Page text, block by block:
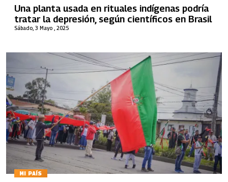
Sábado, 3 Mayo , 2025
Una planta usada en rituales indígenas podría
tratar la depresión, según científicos en Brasil
MI PAÍS